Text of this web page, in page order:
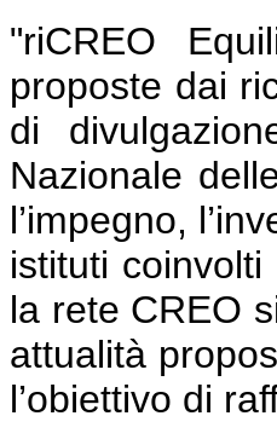
"riCREO
proposte dai
di
Nazionale
l’impegno,
istituti
la rete CREO
attualità
l’obiettivo di